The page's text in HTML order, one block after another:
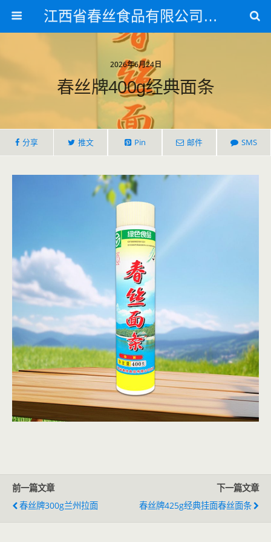
江西省春丝食品有限公司官方网站
2026年6月24日
春丝牌400g经典面条
分享 推文 Pin 邮件 SMS
前一篇文章
春丝牌300g兰州拉面
下一篇文章
春丝牌425g经典挂面春丝面条